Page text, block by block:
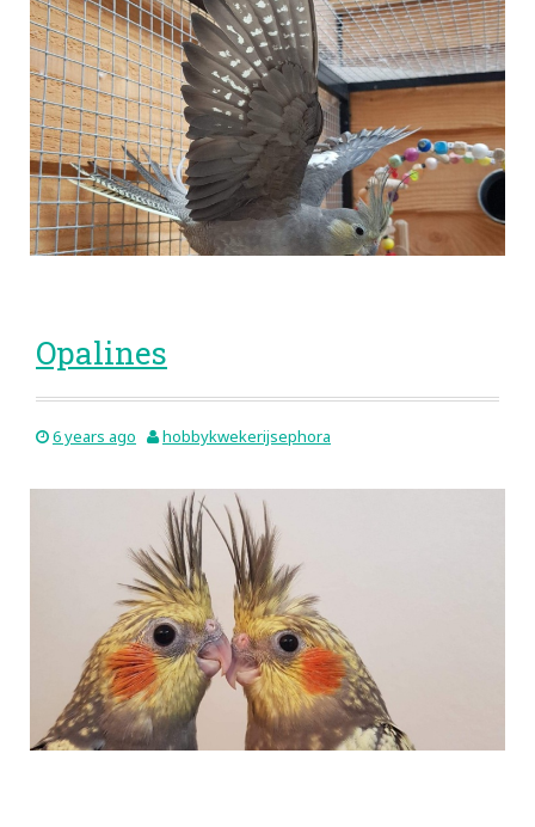
Opalines
6 years ago hobbykwekerijsephora